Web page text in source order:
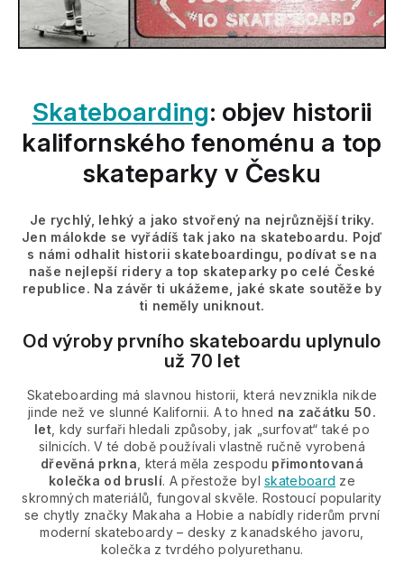
Skateboarding: objev historii
kalifornského fenoménu a top
skateparky v Česku
Je rychlý, lehký a jako stvořený na nejrůznější triky.
Jen málokde se vyřádíš tak jako na skateboardu. Pojď
s námi odhalit historii skateboardingu, podívat se na
naše nejlepší ridery a top skateparky po celé České
republice. Na závěr ti ukážeme, jaké skate soutěže by
ti neměly uniknout.
Od výroby prvního skateboardu uplynulo
už 70 let
Skateboarding má slavnou historii, která nevznikla nikde
jinde než ve slunné Kalifornii. A to hned na začátku 50.
let , kdy surfaři hledali způsoby, jak „surfovat“ také po
silnicích. V té době používali vlastně ručně vyrobená
dřevěná prkna , která měla zespodu přimontovaná
kolečka od bruslí. A přestože bylskateboard ze
skromných materiálů, fungoval skvěle. Rostoucí popularity
se chytly značky Makaha a Hobie a nabídly riderům první
moderní skateboardy – desky z kanadského javoru,
kolečka z tvrdého polyurethanu.